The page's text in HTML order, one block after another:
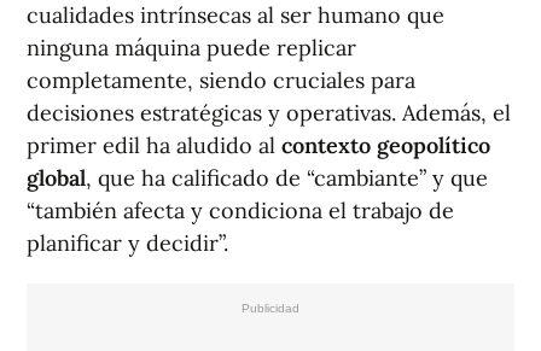
cualidades intrínsecas al ser humano que
ninguna máquina puede replicar
completamente, siendo cruciales para
decisiones estratégicas y operativas. Además, el
primer edil ha aludido al contexto geopolítico
global, que ha calificado de “cambiante” y que
“también afecta y condiciona el trabajo de
planificar y decidir”.